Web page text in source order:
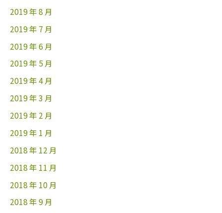
2019 年 8 月
2019 年 7 月
2019 年 6 月
2019 年 5 月
2019 年 4 月
2019 年 3 月
2019 年 2 月
2019 年 1 月
2018 年 12 月
2018 年 11 月
2018 年 10 月
2018 年 9 月